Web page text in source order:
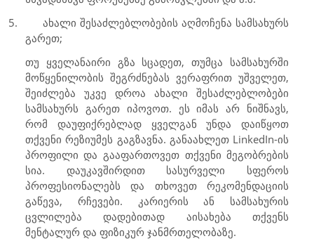
5.
ახალი შესაძლებლობების აღმოჩენა სამსახურს
გარეთ;
თუ ყველანაირი გზა სცადეთ, თუმცა სამსახურში
მოწყენილობის შეგრძნებას ვერაფრით უშველეთ,
შეიძლება უკვე დროა ახალი შესაძლებლობები
სამსახურს გარეთ იპოვოთ. ეს იმას არ ნიშნავს,
რომ დაუფიქრებლად ყველგან უნდა დაიწყოთ
თქვენი რეზიუმეს გაგზავნა. განაახლეთ LinkedIn-ის
პროფილი და გააფართოვეთ თქვენი მეგობრების
სია. დაუკავშირდით სასურველი სფეროს
პროფესიონალებს და თხოვეთ რეკომენდაციის
გაწევა, რჩევები. კარიერის ან სამსახურის
ცვლილება დადებითად აისახება თქვენს
მენტალურ და ფიზიკურ ჯანმრთელობაზე.